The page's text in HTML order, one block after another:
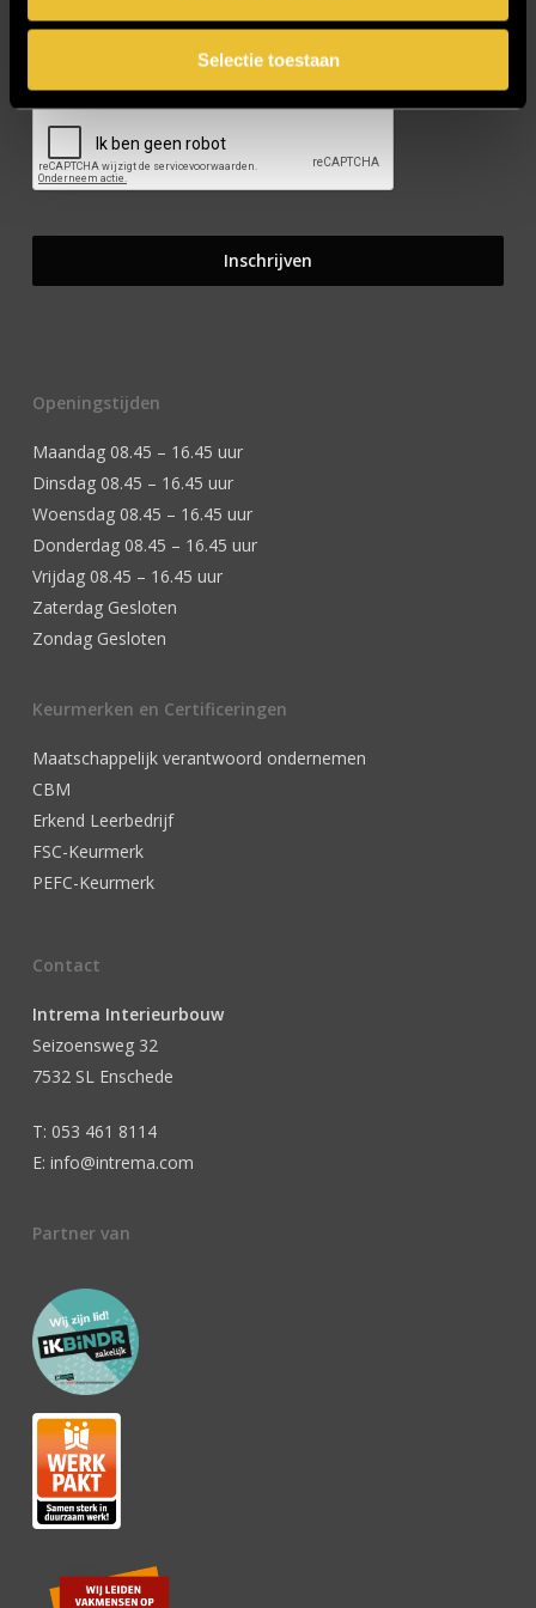
Selectie toestaan
Openingstijden
Maandag 08.45 – 16.45 uur
Dinsdag 08.45 – 16.45 uur
Woensdag 08.45 – 16.45 uur
Donderdag 08.45 – 16.45 uur
Vrijdag 08.45 – 16.45 uur
Zaterdag Gesloten
Zondag Gesloten
Keurmerken en Certificeringen
Maatschappelijk verantwoord ondernemen
CBM
Erkend Leerbedrijf
FSC-Keurmerk
PEFC-Keurmerk
Contact
Intrema Interieurbouw
Seizoensweg 32
7532 SL Enschede
T: 053 461 8114
E: info@intrema.com
Partner van